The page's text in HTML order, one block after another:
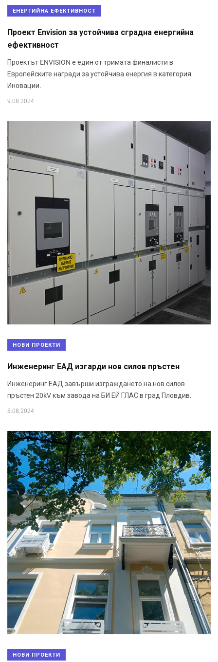
ЕНЕРГИЙНА ЕФЕКТИВНОСТ
Проект Envision за устойчива сградна енергийна
ефективност
Проектът ENVISION е един от тримата финалисти в
Европейските награди за устойчива енергия в категория
Иновации.
9.08.2024
НОВИ ПРОЕКТИ
Инженеринг ЕАД изгарди нов силов пръстен
Инженеринг ЕАД завърши изграждането на нов силов
пръстен 20kV към завода на БИ ЕЙ ГЛАС в град Пловдив.
8.08.2024
НОВИ ПРОЕКТИ